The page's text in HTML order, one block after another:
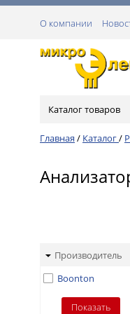
О компании
Каталог товаров
Главная / Каталог/
Производитель
Boonton